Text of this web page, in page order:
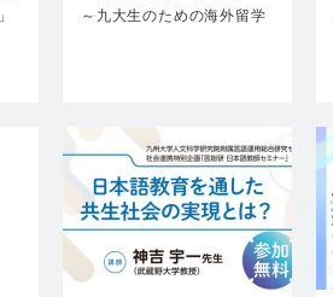
～九大生のための海外留学